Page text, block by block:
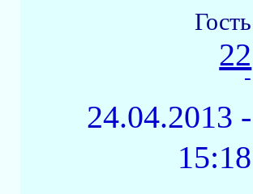
Гость
22
-
24.04.2013 -
15:18